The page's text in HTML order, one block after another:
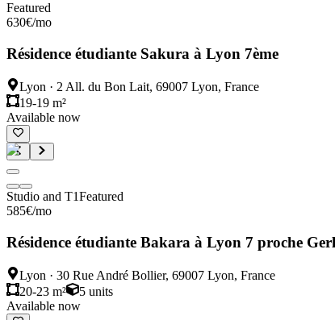
Featured
630€/mo
Résidence étudiante Sakura à Lyon 7ème
Lyon · 2 All. du Bon Lait, 69007 Lyon, France
19-19 m²
Available now
Studio and T1Featured
585€/mo
Résidence étudiante Bakara à Lyon 7 proche
Lyon · 30 Rue André Bollier, 69007 Lyon, France
20-23 m²
5 units
Available now